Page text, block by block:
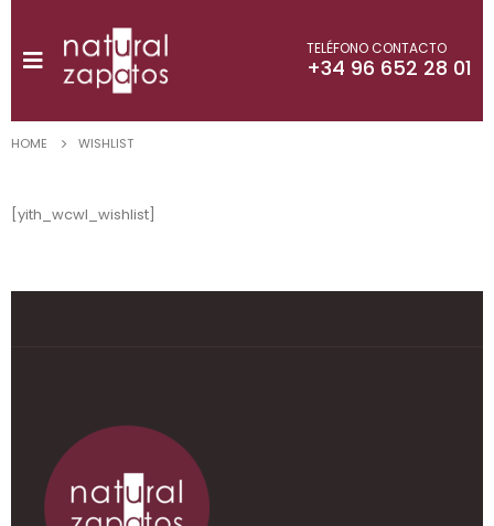
TELÉFONO CONTACTO
+34 96 652 28 01
HOME WISHLIST
[yith_wcwl_wishlist]